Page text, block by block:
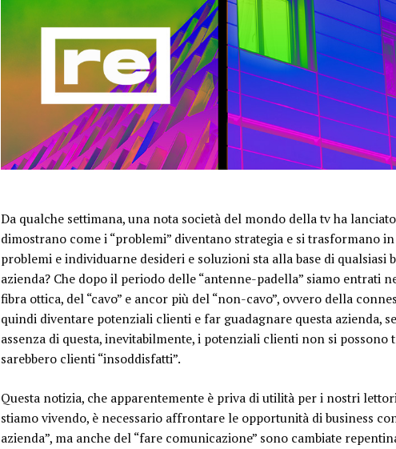
Da qualche settimana, una nota società del mondo della tv ha
dimostrano come i “problemi” diventano strategia e si trasformano
problemi e individuarne desideri e soluzioni sta alla base di qualsiasi
azienda? Che dopo il periodo delle “antenne-padella” siamo entrati
fibra ottica, del “cavo” e ancor più del “non-cavo”, ovvero della
quindi diventare potenziali clienti e far guadagnare questa azienda,
assenza di questa, inevitabilmente, i potenziali clienti non si
sarebbero clienti “insoddisfatti”.
Questa notizia, che apparentemente è priva di utilità per i nostri
stiamo vivendo, è necessario affrontare le opportunità di business
azienda”, ma anche del “fare comunicazione” sono cambiate